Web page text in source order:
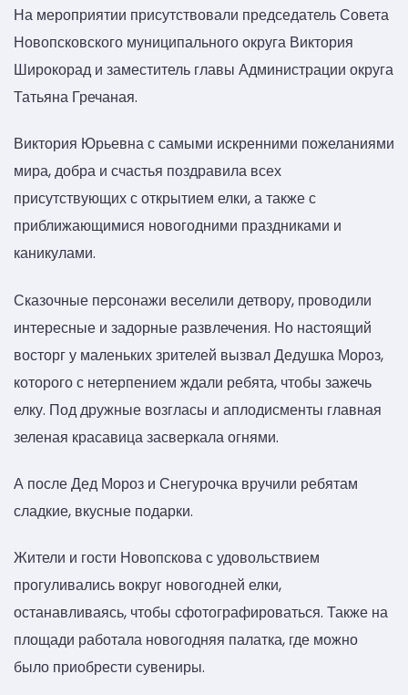
На мероприятии присутствовали председатель Совета
Новопсковского муниципального округа Виктория
Широкорад и заместитель главы Администрации округа
Татьяна Гречаная.
Виктория Юрьевна с самыми искренними пожеланиями
мира, добра и счастья поздравила всех
присутствующих с открытием елки, а также с
приближающимися новогодними праздниками и
каникулами.
Сказочные персонажи веселили детвору, проводили
интересные и задорные развлечения. Но настоящий
восторг у маленьких зрителей вызвал Дедушка Мороз,
которого с нетерпением ждали ребята, чтобы зажечь
елку. Под дружные возгласы и аплодисменты главная
зеленая красавица засверкала огнями.
А после Дед Мороз и Снегурочка вручили ребятам
сладкие, вкусные подарки.
Жители и гости Новопскова с удовольствием
прогуливались вокруг новогодней елки,
останавливаясь, чтобы сфотографироваться. Также на
площади работала новогодняя палатка, где можно
было приобрести сувениры.